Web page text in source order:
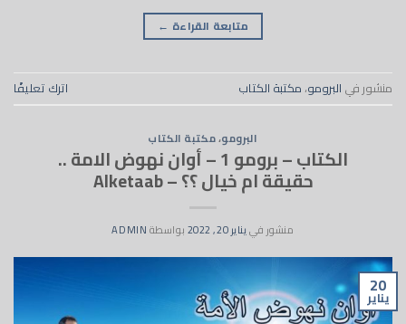
متابعة القراءة ←
منشور في البرومو، مكتبة الكتاب اترك تعليقًا
البرومو،مكتبة الكتاب
الكتاب – برومو 1 – أوان نهوض الامة ..
حقيقة ام خيال ؟؟ – Alketaab
منشور فييناير 20, 2022 بواسطةADMIN
20
يناير